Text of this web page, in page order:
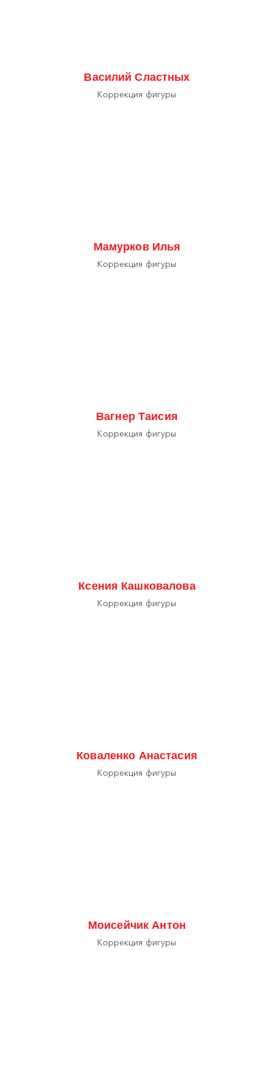
Василий Сластных
Коррекция фигуры
Мамурков Илья
Коррекция фигуры
Вагнер Таисия
Коррекция фигуры
Ксения Кашковалова
Коррекция фигуры
Коваленко Анастасия
Коррекция фигуры
Моисейчик Антон
Коррекция фигуры